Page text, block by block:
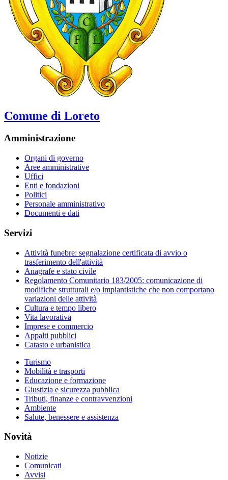
Comune di Loreto
Amministrazione
Organi di governo
Aree amministrative
Uffici
Enti e fondazioni
Politici
Personale amministrativo
Documenti e dati
Servizi
Attività funebre: segnalazione certificata di avvio o
trasferimento dell'attività
Anagrafe e stato civile
Regolamento Comunitario 183/2005: comunicazione di
modifiche strutturali e/o impiantistiche che non comportano
variazioni delle attività
Cultura e tempo libero
Vita lavorativa
Imprese e commercio
Appalti pubblici
Catasto e urbanistica
Turismo
Mobilità e trasporti
Educazione e formazione
Giustizia e sicurezza pubblica
Tributi, finanze e contravvenzioni
Ambiente
Salute, benessere e assistenza
Novità
Notizie
Comunicati
Avvisi